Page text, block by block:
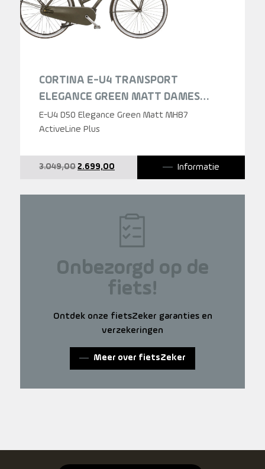
CORTINA E-U4 TRANSPORT
ELEGANCE GREEN MATT DAMES
2025
E-U4 D50 Elegance Green Matt MHB7
ActiveLine Plus
3.049,00 Oorspronkelijke
3.049,00.
2.699,00
2.699,00.
Informatie
Onbezorgd op de
fiets!
Ontdek onze fietsZeker garanties en
verzekeringen
Meer over fietsZeker